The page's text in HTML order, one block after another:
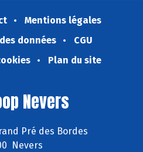
Mentions légales
données
CGU
Plan du site
Nevers
Pré des Bordes
Nevers